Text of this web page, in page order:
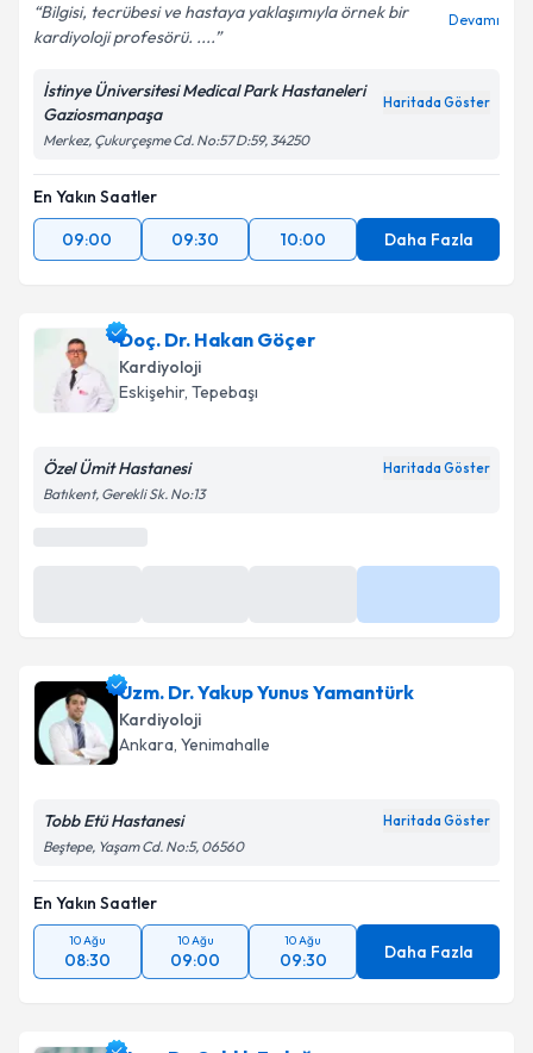
Bilgisi, tecrübesi ve hastaya yaklaşımıyla örnek bir
kardiyoloji profesörü. ....
Devamı
İstinye Üniversitesi Medical Park Hastaneleri
Gaziosmanpaşa
Haritada Göster
Merkez, Çukurçeşme Cd. No:57 D:59, 34250
En Yakın Saatler
09:00
09:30 10:00 Daha Fazla
Doç. Dr. Hakan Göçer
Kardiyoloji
Eskişehir, Tepebaşı
Özel Ümit Hastanesi Haritada Göster
Batıkent, Gerekli Sk. No:13
Uzm. Dr. Yakup Yunus Yamantürk
Kardiyoloji
Ankara, Yenimahalle
Tobb Etü Hastanesi Haritada Göster
Beştepe, Yaşam Cd. No:5, 06560
En Yakın Saatler
10 Ağu
08:30
10 Ağu
09:00
10 Ağu
09:30 Daha Fazla